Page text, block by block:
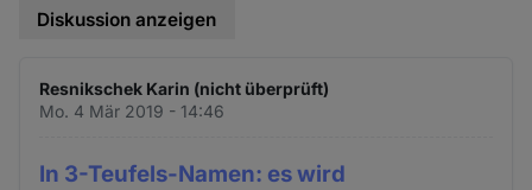
Diskussion anzeigen
Resnikschek Karin (nicht überprüft)
Mo. 4 Mär 2019 - 14:46
In 3-Teufels-Namen: es wird